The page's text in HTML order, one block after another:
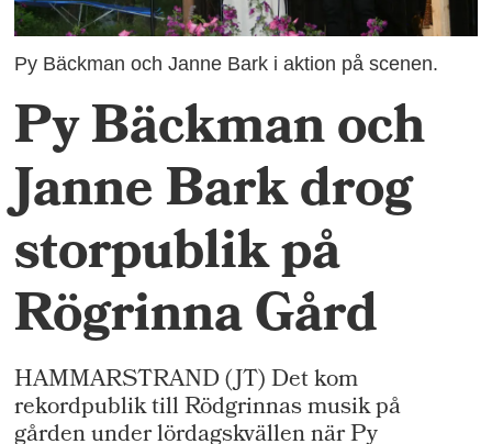
Py Bäckman och Janne Bark i aktion på scenen.
Py Bäckman och
Janne Bark drog
storpublik på
Rögrinna Gård
HAMMARSTRAND (JT) Det kom
rekordpublik till Rödgrinnas musik på
gården under lördagskvällen när Py